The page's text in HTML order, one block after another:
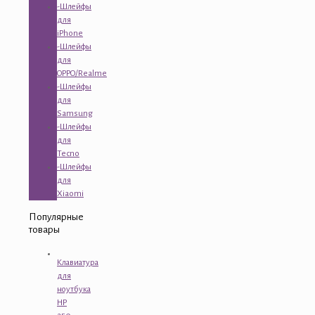
-Шлейфы
для
iPhone
-Шлейфы
для
OPPO/Realme
-Шлейфы
для
Samsung
-Шлейфы
для
Tecno
-Шлейфы
для
Xiaomi
Популярные
товары
Клавиатура
для
ноутбука
HP